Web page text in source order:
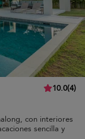
10.0(4)
con interiores
sencilla y